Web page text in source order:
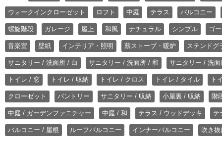
ウォークインクローゼット ロフト 中庭 テラス バルコニー
螺旋階段 ガレージ 屋上 和風 ナチュラル シンプル ゴ
音楽室 壁紙 インテリア・照明 薪ストーブ・暖炉 ステンドグ
サニタリー / 洗面所 / 白 サニタリー / 洗面所 / 和 サニタリー / 洗
トイレ / 窓 トイレ / 収納 トイレ / クロス トイレ / タイル ト
クローゼット パントリー サニタリー / 収納 小屋裏 / 収納 階
中庭 / ガーデンファニチャー 中庭 / 和 テラス / ウッドデッキ テ
バルコニー / 屋根 ルーフバルコニー インナーバルコニー 吹き